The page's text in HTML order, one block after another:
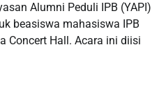
Alumni Peduli IPB (YAPI)
beasiswa mahasiswa IPB
Concert Hall. Acara ini diisi